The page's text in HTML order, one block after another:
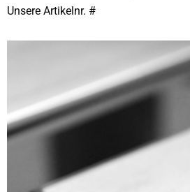
Unsere Artikelnr. #